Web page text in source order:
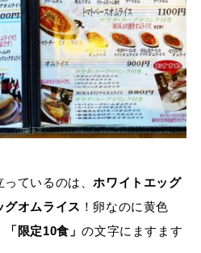
っているのは、ホワイトエッグ
グオムライス ！卵なのに黄色
「限定10食」の文字にますます